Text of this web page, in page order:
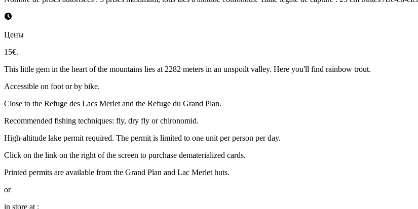
Цены
15€.
This little gem in the heart of the mountains lies at 2282 meters in an unspoilt valley. Here you'll find rainbow trout.
Accessible on foot or by bike.
Close to the Refuge des Lacs Merlet and the Refuge du Grand Plan.
Recommended fishing techniques: fly, dry fly or chironomid.
High-altitude lake permit required. The permit is limited to one unit per person per day.
Click on the link on the right of the screen to purchase dematerialized cards.
Printed permits are available from the Grand Plan and Lac Merlet huts.
or
in store at :